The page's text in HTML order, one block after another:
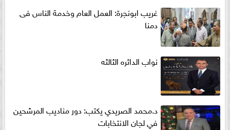
غريب ابونجرة: العمل العام وخدمة الناس فى
دمنا
نواب الدائره الثالثه
د.محمد الصريدي يكتب: دور مناديب المرشحين
في لجان الانتخابات